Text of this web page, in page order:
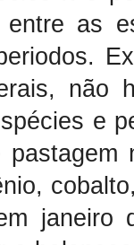
entre as
não
e
janeiro